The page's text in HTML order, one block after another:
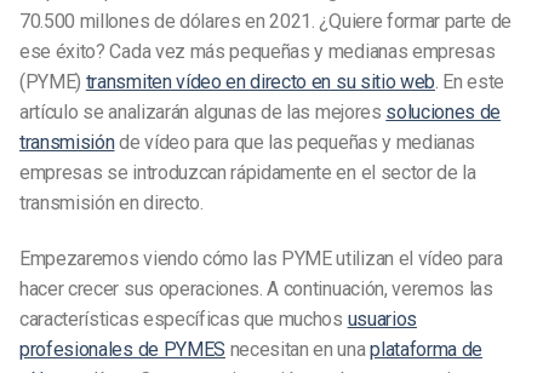
70.500 millones de dólares en 2021. ¿Quiere formar parte de
ese éxito? Cada vez más pequeñas y medianas empresas
(PYME) transmiten vídeo en directo en su sitio web. En este
artículo se analizarán algunas de las mejores soluciones de
transmisiónde vídeo para que las pequeñas y medianas
empresas se introduzcan rápidamente en el sector de la
transmisión en directo.
Empezaremos viendo cómo las PYME utilizan el vídeo para
hacer crecer sus operaciones. A continuación, veremos las
características específicas que muchos usuarios
profesionales de PYMES necesitan en unaplataforma de